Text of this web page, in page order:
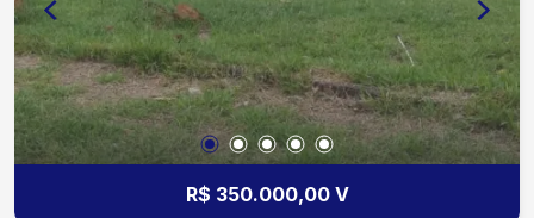
R$ 350.000,00 V